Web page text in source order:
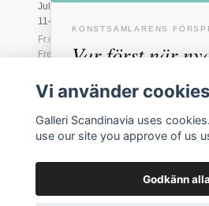
Juli: Tis 11-18 · Lör
11-16
Fr.o.m. augusti: Tis-
Fre 11-18 · Lör 11-
Marstrand
2026
Tis-Fre 11-18 ·
KONSTSAMLARENS
Var först när
anländer
inbjudningar till vernissage,
offentligt.
Vi använder cookies
Galleri Scandinavia uses
use our site you approve of us
Godkänn alla